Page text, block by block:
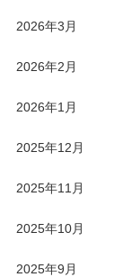
2026年3月
2026年2月
2026年1月
2025年12月
2025年11月
2025年10月
2025年9月